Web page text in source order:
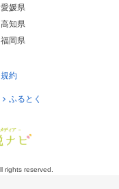
愛媛県
高知県
福岡県
約
ふるとく
rights reserved.